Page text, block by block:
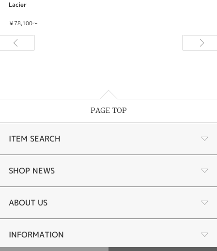
〈レーシア〉です。
レースの模様を表現された、細身のアンティーク調ニュースタイル結婚指輪
です。お洒落なアンティークデザインは、丸い粒上の装飾を連ねるミルグレ
イン技法を用い、細身のスタイルながら高級感を演出しています。
Lacier
￥78,100～
PAGE TOP
ITEM SEARCH
婚約指輪
手作り婚約指輪
結婚指輪
SHOP NEWS
デジタルジュエリー®とは
LINEdeオーダーメイドとは
ABOUT US
会社概要
INFORMATION